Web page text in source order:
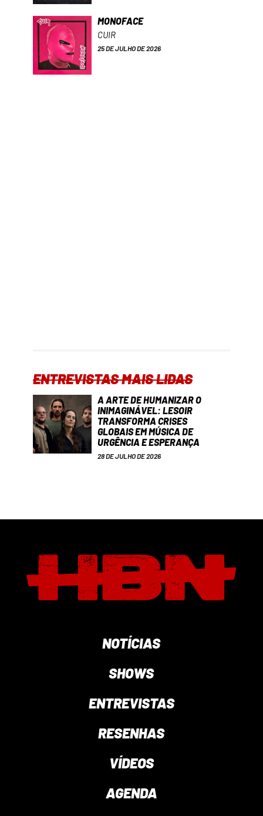
MONOFACE
CUIR
25 DE JULHO DE 2026
ENTREVISTAS MAIS LIDAS
A ARTE DE HUMANIZAR O
INIMAGINÁVEL: LESOIR
TRANSFORMA CRISES
GLOBAIS EM MÚSICA DE
URGÊNCIA E ESPERANÇA
28 DE JULHO DE 2026
NOTÍCIAS
SHOWS
ENTREVISTAS
RESENHAS
VÍDEOS
AGENDA